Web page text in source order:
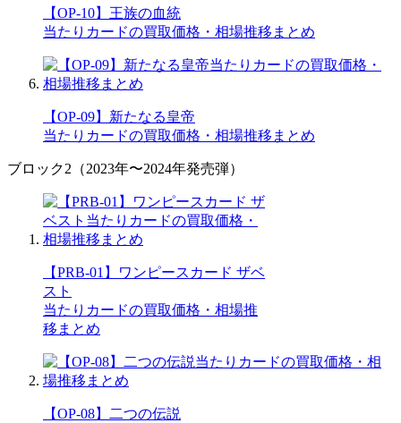
【OP-10】王族の血統
当たりカードの買取価格・相場推移まとめ
【OP-09】新たなる皇帝
当たりカードの買取価格・相場推移まとめ
ブロック2（2023年〜2024年発売弾）
【PRB-01】ワンピースカード ザベ
スト
当たりカードの買取価格・相場推
移まとめ
【OP-08】二つの伝説